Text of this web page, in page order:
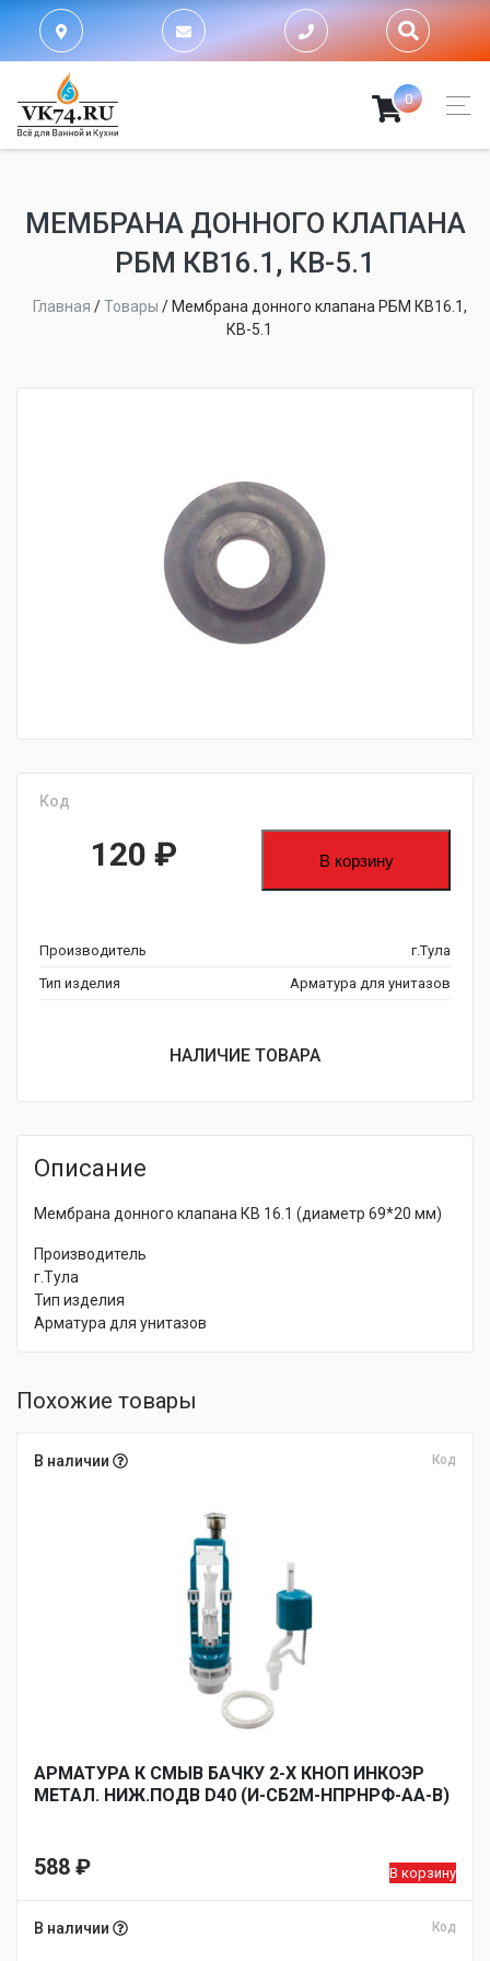
0
МЕМБРАНА ДОННОГО КЛАПАНА
РБМ КВ16.1, КВ-5.1
Главная /Товары / Мембрана донного клапана РБМ КВ16.1,
КВ-5.1
Код
120 ₽ В корзину
Производитель
г.Тула
Тип изделия
Арматура для унитазов
НАЛИЧИЕ ТОВАРА
Описание
Мембрана донного клапана КВ 16.1 (диаметр 69*20 мм)
Производитель
г.Тула
Тип изделия
Арматура для унитазов
Похожие товары
В наличии Код
АРМАТУРА К СМЫВ БАЧКУ 2-Х КНОП ИНКОЭР
МЕТАЛ. НИЖ.ПОДВ D40 (И-СБ2М-НПРНРФ-АА-В)
588 ₽ В корзину
В наличии Код